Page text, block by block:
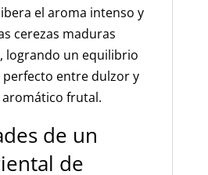
el aroma intenso y
cerezas maduras
logrando un equilibrio
entre dulzor y
frutal.
de un
de